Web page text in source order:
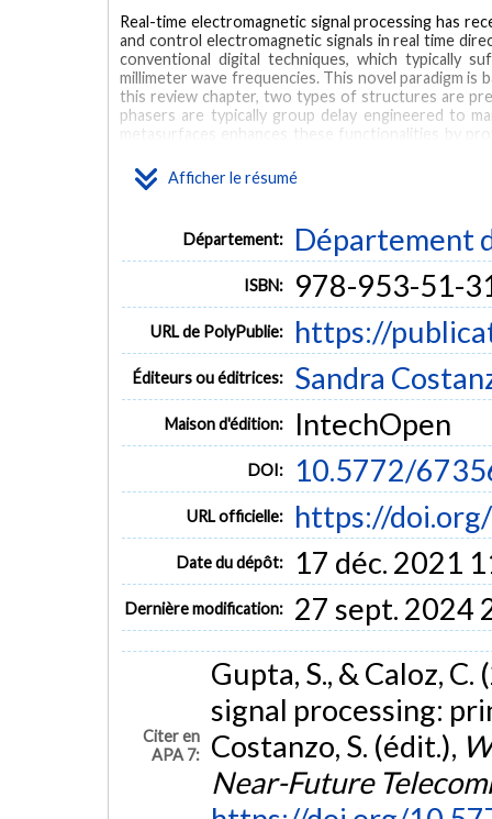
Afficher le résumé
Real-time electromagnetic signal processing has
and control electromagnetic signals in real time
conventional digital techniques, which typically
millimeter wave frequencies. This novel paradigm
this review chapter, two types of structures are
phasers are typically group delay engineered to
metasurfaces enhances these functionalities by
based spatial phasers. Finally, two applications
leaky-wave antenna for high-resolution spectrum
Département: Département
ISBN: 978-953-51-
URL de PolyPublie: https://
Éditeurs ou éditrices: Sandra
Maison d'édition: IntechOpen
DOI: 10.5772/
URL officielle: https://
Date du dépôt: 17 déc. 2021
Dernière modification: 27 sept. 2024
Citer en
APA 7:
Gupta, S., & Caloz,
signal processing:
Costanzo, S. (édit.),
Near-Future